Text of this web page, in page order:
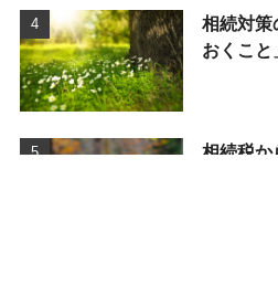
相続対策
おくこと
相続税か